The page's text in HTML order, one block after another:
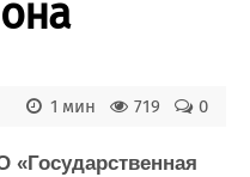
флота
0
719
1 мин